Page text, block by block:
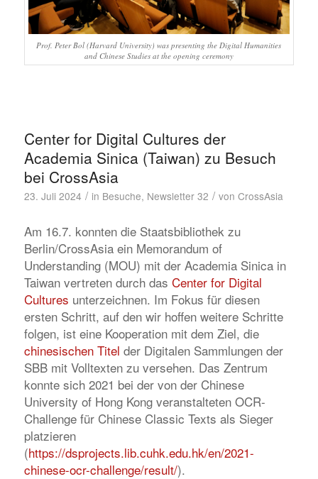
Prof. Peter Bol (Harvard University) was presenting the Digital Humanities
and Chinese Studies at the opening ceremony
Center for Digital Cultures der
Academia Sinica (Taiwan) zu Besuch
bei CrossAsia
23. Juli 2024 / in Besuche, Newsletter 32 / von CrossAsia
Am 16.7. konnten die Staatsbibliothek zu
Berlin/CrossAsia ein Memorandum of
Understanding (MOU) mit der Academia Sinica in
Taiwan vertreten durch das Center for Digital
Cultures unterzeichnen. Im Fokus für diesen
ersten Schritt, auf den wir hoffen weitere Schritte
folgen, ist eine Kooperation mit dem Ziel, die
chinesischen Titel der Digitalen Sammlungen der
SBB mit Volltexten zu versehen. Das Zentrum
konnte sich 2021 bei der von der Chinese
University of Hong Kong veranstalteten OCR-
Challenge für Chinese Classic Texts als Sieger
platzieren
(https://dsprojects.lib.cuhk.edu.hk/en/2021-
chinese-ocr-challenge/result/).